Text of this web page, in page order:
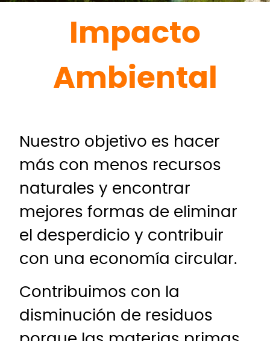
Impacto
Ambiental
Nuestro objetivo es hacer
más con menos recursos
naturales y encontrar
mejores formas de eliminar
el desperdicio y contribuir
con una economía circular.
Contribuimos con la
disminución de residuos